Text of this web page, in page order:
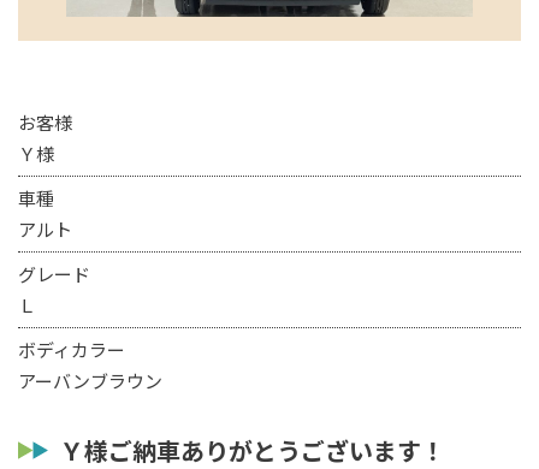
お客様
Ｙ様
車種
アルト
グレード
Ｌ
ボディカラー
アーバンブラウン
Ｙ様ご納車ありがとうございます！